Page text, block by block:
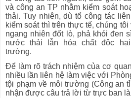
và công an TP nhằm kiểm soát
thải. Tuy nhiên, dù tổ công tác
kiểm soát thì trên thực tế, chúng
ngang nhiên đốt lò, phả khói đen
nước thải lẫn hóa chất độc
trường.
Để làm rõ trách nhiệm của cơ
nhiều lần liên hệ làm việc với
tội phạm về môi trường (Công an
nhận được câu trả lời từ trực ban